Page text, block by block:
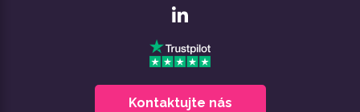
Kontaktujte nás